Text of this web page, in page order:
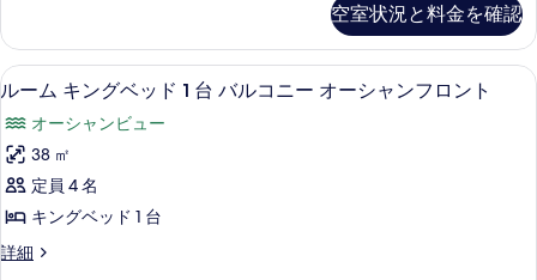
す
る
Balcony)
の
す
べ
て
の
写
真
Access,
Balcony)
の
す
べ
て
の
写
ト
(Mobility/Hearing
Access,
Balcony)
の
詳
細
1
台
バ
ル
コ
ニ
ー
オ
ン
グ
ベ
ド
バ
ル
ニ
空室状況と料金を確認
ル
ム
キ
ン
グ
ベ
高級寝具、セーフティボックス (室
8
ルーム キングベッド 1 台 バルコニー オーシャンフロント
オーシャンビュー
38 ㎡
定員 4 名
キングベッド 1 台
詳細
ル